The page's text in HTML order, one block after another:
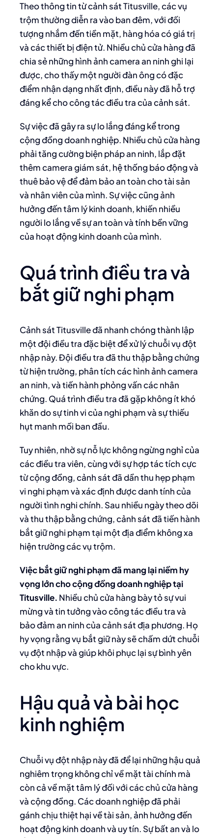
Theo thông tin từ cảnh sát Titusville, các vụ
trộm thường diễn ra vào ban đêm, với đối
tượng nhắm đến tiền mặt, hàng hóa có giá trị
và các thiết bị điện tử. Nhiều chủ cửa hàng đã
chia sẻ những hình ảnh camera an ninh ghi lại
được, cho thấy một người đàn ông có đặc
điểm nhận dạng nhất định, điều này đã hỗ trợ
đáng kể cho công tác điều tra của cảnh sát.
Sự việc đã gây ra sự lo lắng đáng kể trong
cộng đồng doanh nghiệp. Nhiều chủ cửa hàng
phải tăng cường biện pháp an ninh, lắp đặt
thêm camera giám sát, hệ thống báo động và
thuê bảo vệ để đảm bảo an toàn cho tài sản
và nhân viên của mình. Sự việc cũng ảnh
hưởng đến tâm lý kinh doanh, khiến nhiều
người lo lắng về sự an toàn và tính bền vững
của hoạt động kinh doanh của mình.
Quá trình điều tra và
bắt giữ nghi phạm
Cảnh sát Titusville đã nhanh chóng thành lập
một đội điều tra đặc biệt để xử lý chuỗi vụ đột
nhập này. Đội điều tra đã thu thập bằng chứng
từ hiện trường, phân tích các hình ảnh camera
an ninh, và tiến hành phỏng vấn các nhân
chứng. Quá trình điều tra đã gặp không ít khó
khăn do sự tinh vi của nghi phạm và sự thiếu
hụt manh mối ban đầu.
Tuy nhiên, nhờ sự nỗ lực không ngừng nghỉ của
các điều tra viên, cùng với sự hợp tác tích cực
từ cộng đồng, cảnh sát đã dần thu hẹp phạm
vi nghi phạm và xác định được danh tính của
người tình nghi chính. Sau nhiều ngày theo dõi
và thu thập bằng chứng, cảnh sát đã tiến hành
bắt giữ nghi phạm tại một địa điểm không xa
hiện trường các vụ trộm.
Việc bắt giữ nghi phạm đã mang lại niềm hy
vọng lớn cho cộng đồng doanh nghiệp tại
Titusville. Nhiều chủ cửa hàng bày tỏ sự vui
mừng và tin tưởng vào công tác điều tra và
bảo đảm an ninh của cảnh sát địa phương. Họ
hy vọng rằng vụ bắt giữ này sẽ chấm dứt chuỗi
vụ đột nhập và giúp khôi phục lại sự bình yên
cho khu vực.
Hậu quả và bài học
kinh nghiệm
Chuỗi vụ đột nhập này đã để lại những hậu quả
nghiêm trọng không chỉ về mặt tài chính mà
còn cả về mặt tâm lý đối với các chủ cửa hàng
và cộng đồng. Các doanh nghiệp đã phải
gánh chịu thiệt hại về tài sản, ảnh hưởng đến
hoạt động kinh doanh và uy tín. Sự bất an và lo